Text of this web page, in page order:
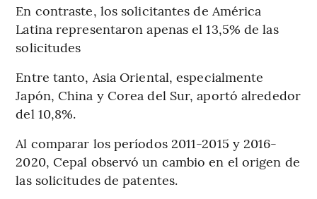
En contraste, los solicitantes de América
Latina representaron apenas el 13,5% de las
solicitudes
Entre tanto, Asia Oriental, especialmente
Japón, China y Corea del Sur, aportó alrededor
del 10,8%.
Al comparar los períodos 2011-2015 y 2016-
2020, Cepal observó un cambio en el origen de
las solicitudes de patentes.